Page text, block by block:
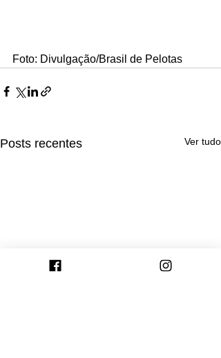
Foto: Divulgação/Brasil de Pelotas
Posts recentes Ver tudo